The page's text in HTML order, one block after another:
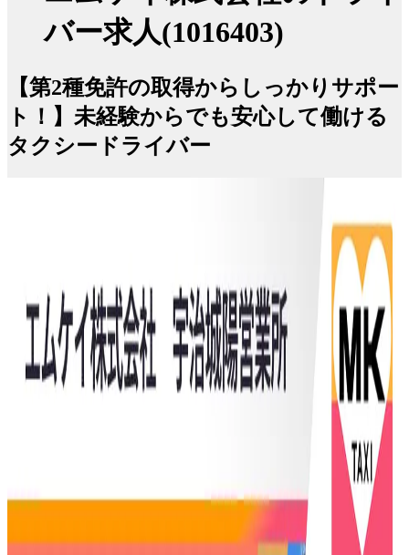
バー求人(1016403)
【第2種免許の取得からしっかりサポー
ト！】未経験からでも安心して働ける
タクシードライバー